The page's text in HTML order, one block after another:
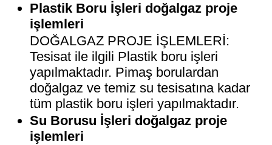
Plastik Boru İşleri doğalgaz proje
işlemleri
DOĞALGAZ PROJE İŞLEMLERİ:
Tesisat ile ilgili Plastik boru işleri
yapılmaktadır. Pimaş borulardan
doğalgaz ve temiz su tesisatına kadar
tüm plastik boru işleri yapılmaktadır.
Su Borusu İşleri doğalgaz proje
işlemleri